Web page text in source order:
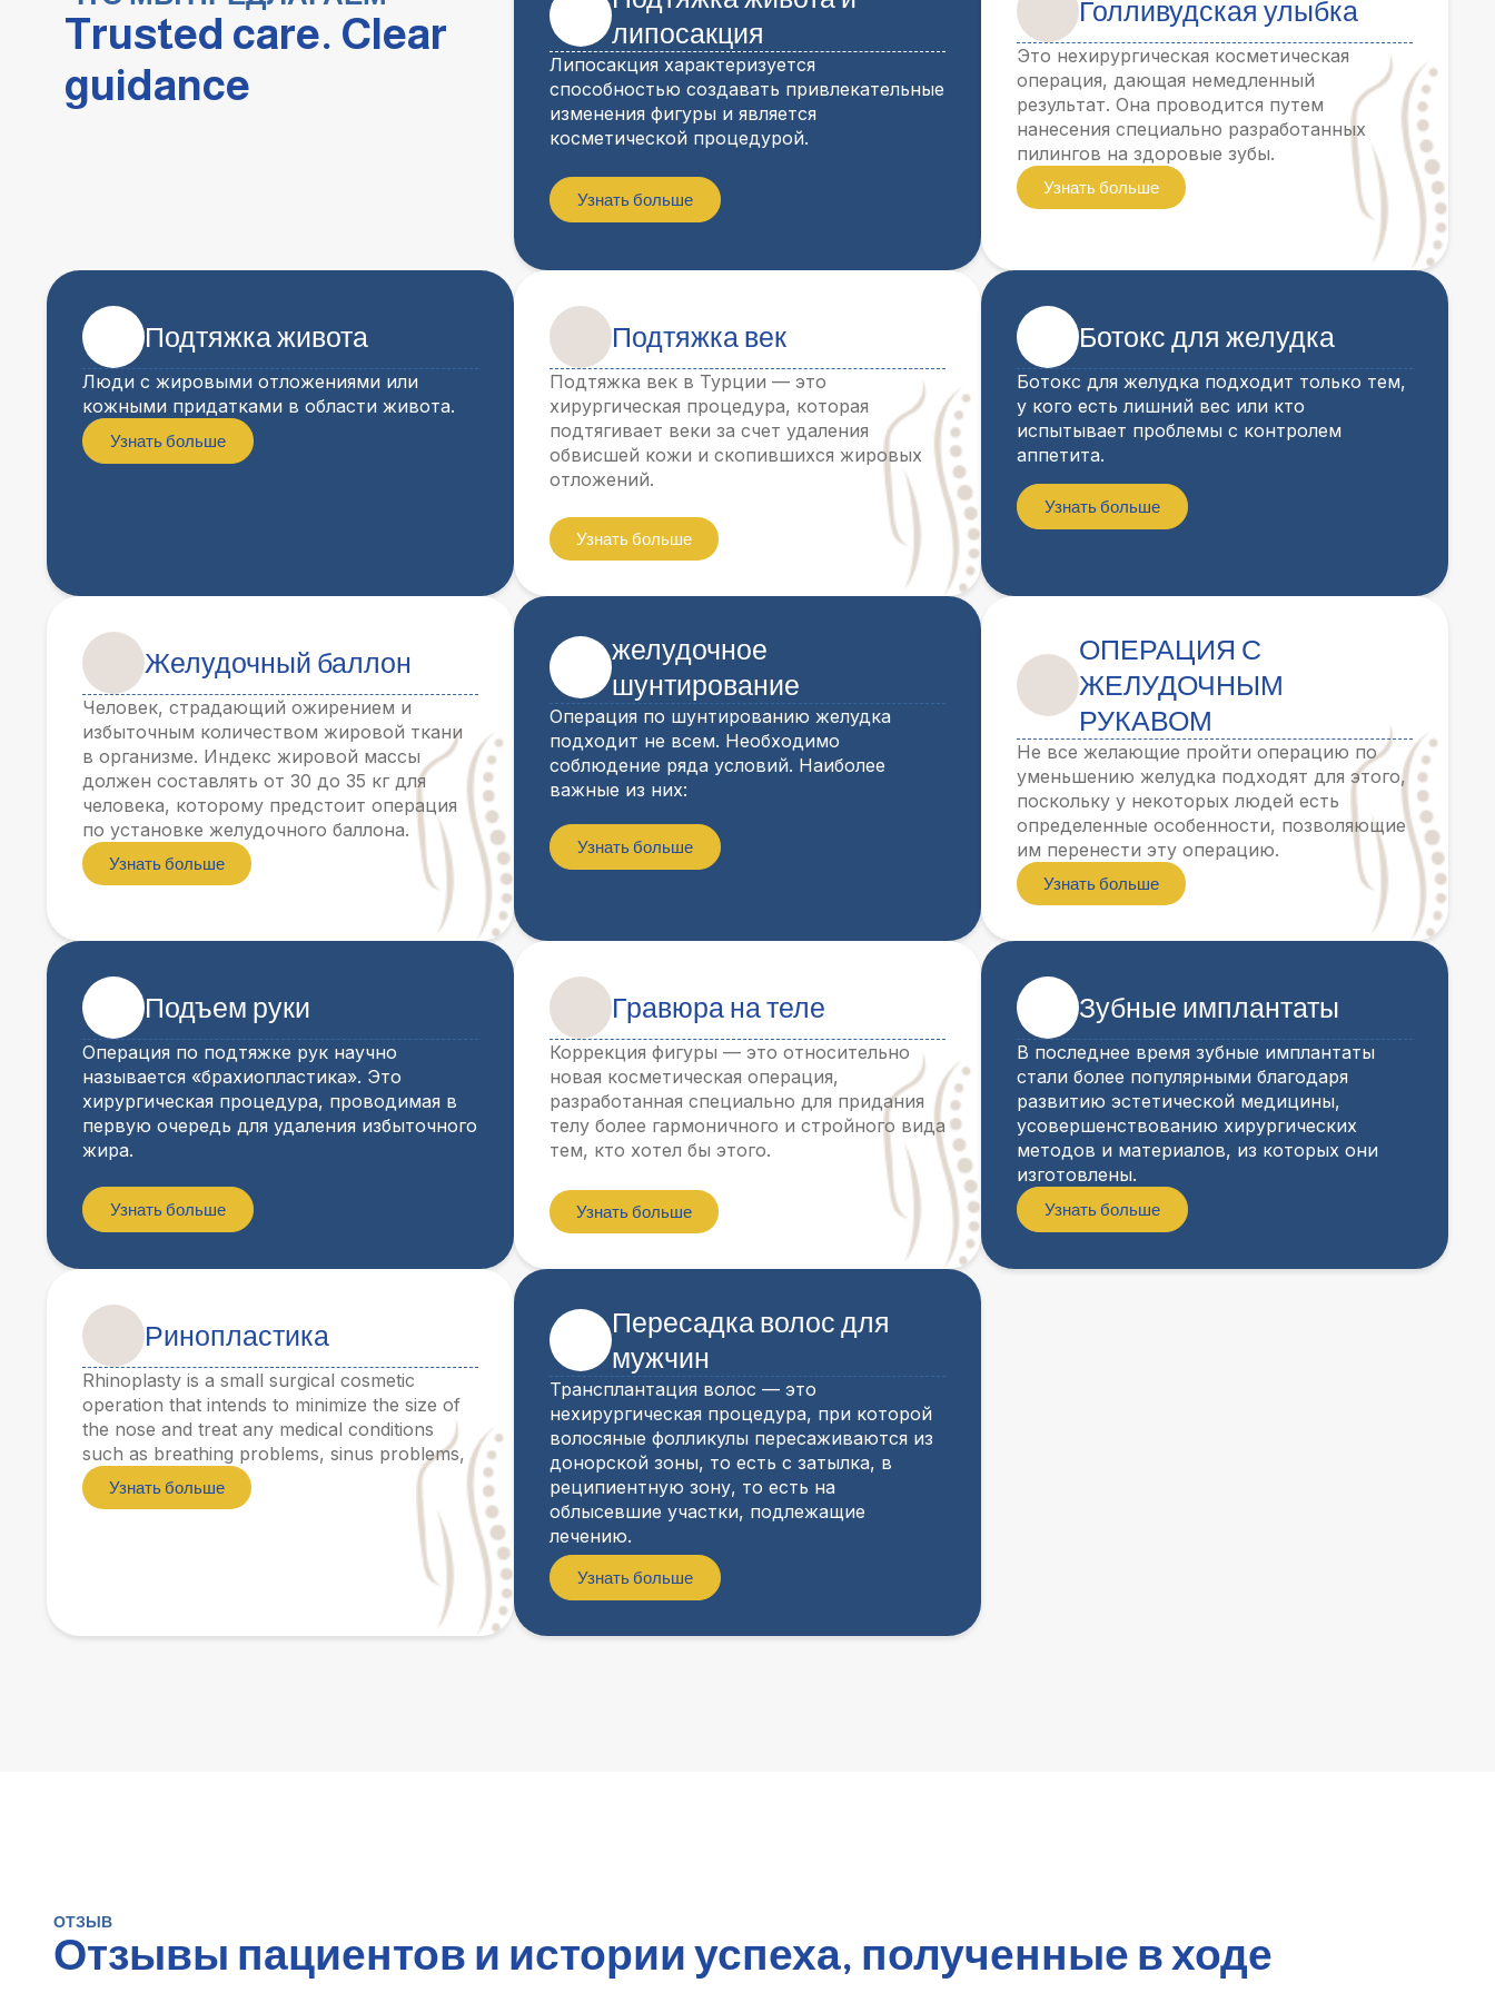
Trusted care. Clear
guidance
липосакция
Липосакция характеризуется
способностью создавать привлекательные
изменения фигуры и является
косметической процедурой.
Узнать больше
Голливудская улыбка
Это нехирургическая косметическая
операция, дающая немедленный
результат. Она проводится путем
нанесения специально разработанных
пилингов на здоровые зубы.
Узнать больше
Подтяжка живота
Люди с жировыми отложениями или
кожными придатками в области живота.
Узнать больше
Подтяжка век
Подтяжка век в Турции — это
хирургическая процедура, которая
подтягивает веки за счет удаления
обвисшей кожи и скопившихся жировых
отложений.
Узнать больше
Ботокс для желудка
Ботокс для желудка подходит только тем,
у кого есть лишний вес или кто
испытывает проблемы с контролем
аппетита.
Узнать больше
Желудочный баллон
Человек, страдающий ожирением и
избыточным количеством жировой ткани
в организме. Индекс жировой массы
должен составлять от 30 до 35 кг для
человека, которому предстоит операция
по установке желудочного баллона.
Узнать больше
желудочное
шунтирование
Операция по шунтированию желудка
подходит не всем. Необходимо
соблюдение ряда условий. Наиболее
важные из них:
Узнать больше
ОПЕРАЦИЯ С
ЖЕЛУДОЧНЫМ
РУКАВОМ
Не все желающие пройти операцию по
уменьшению желудка подходят для этого,
поскольку у некоторых людей есть
определенные особенности, позволяющие
им перенести эту операцию.
Узнать больше
Подъем руки
Операция по подтяжке рук научно
называется «брахиопластика». Это
хирургическая процедура, проводимая в
первую очередь для удаления избыточного
жира.
Узнать больше
Гравюра на теле
Коррекция фигуры — это относительно
новая косметическая операция,
разработанная специально для придания
телу более гармоничного и стройного вида
тем, кто хотел бы этого.
Узнать больше
Зубные имплантаты
В последнее время зубные имплантаты
стали более популярными благодаря
развитию эстетической медицины,
усовершенствованию хирургических
методов и материалов, из которых они
изготовлены.
Узнать больше
Ринопластика
Rhinoplasty is a small surgical cosmetic
operation that intends to minimize the size of
the nose and treat any medical conditions
such as breathing problems, sinus problems,
Узнать больше
Пересадка волос для
мужчин
Трансплантация волос — это
нехирургическая процедура, при которой
волосяные фолликулы пересаживаются из
донорской зоны, то есть с затылка, в
реципиентную зону, то есть на
облысевшие участки, подлежащие
лечению.
Узнать больше
ОТЗЫВ
Отзывы пациентов и истории успеха, полученные в ходе